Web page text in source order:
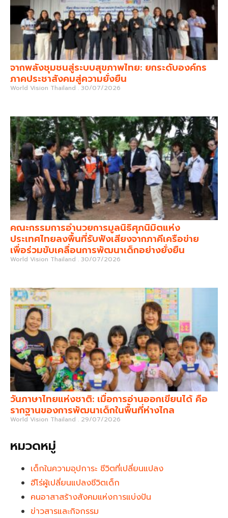
จากพลังชุมชนสู่ระบบสุขภาพไทย: ยกระดับองค์กร
ภาคประชาสังคมสู่ความยั่งยืน
World Vision Thailand 30/07/2026
คณะกรรมการอำนวยการมูลนิธิศุภนิมิตแห่ง
ประเทศไทยลงพื้นที่รับฟังเสียงจากภาคีเครือข่าย
เพื่อร่วมขับเคลื่อนการพัฒนาเด็กอย่างยั่งยืน
World Vision Thailand 30/07/2026
วันภาษาไทยแห่งชาติ: เมื่อการอ่านออกเขียนได้ คือ
รากฐานของการพัฒนาเด็กในพื้นที่ห่างไกล
World Vision Thailand 29/07/2026
หมวดหมู่
เด็กในความอุปการะ ชีวิตที่เปลี่ยนแปลง
ฮีโร่ผู้เปลี่ยนแปลงชีวิตเด็ก
คนอาสาสร้างสังคมแห่งการแบ่งปัน
ข่าวสารและกิจกรรม